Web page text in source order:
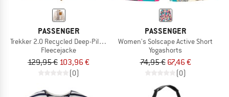
PASSENGER
Trekker 2.0 Recycled Deep-Pile Sherpa Fleece
Fleecejacke
129,95 € 103,96 €
(0)
PASSENGER
Women's Solscape Active Short
Yogashorts
74,95 € 67,46 €
(0)